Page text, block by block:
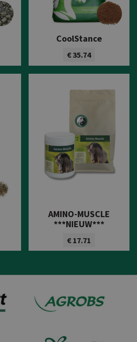
CoolStance
€ 35.74
Bekijk product
AMINO-MUSCLE
***NIEUW***
€ 17.71
Bekijk product